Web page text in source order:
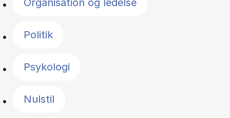
Organisation og ledelse
Politik
Psykologi
Nulstil